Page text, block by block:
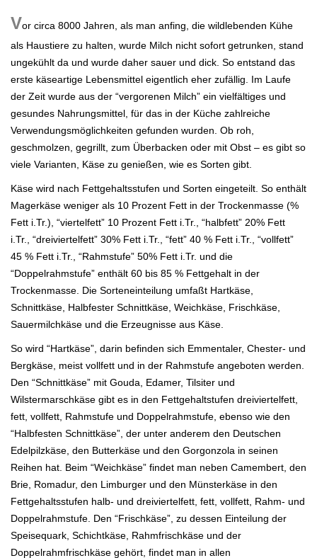
Vor circa 8000 Jahren, als man anfing, die wildlebenden Kühe
als Haustiere zu halten, wurde Milch nicht sofort getrunken, stand
ungekühlt da und wurde daher sauer und dick. So entstand das
erste käseartige Lebensmittel eigentlich eher zufällig. Im Laufe
der Zeit wurde aus der “vergorenen Milch” ein vielfältiges und
gesundes Nahrungsmittel, für das in der Küche zahlreiche
Verwendungsmöglichkeiten gefunden wurden. Ob roh,
geschmolzen, gegrillt, zum Überbacken oder mit Obst – es gibt so
viele Varianten, Käse zu genießen, wie es Sorten gibt.
Käse wird nach Fettgehaltsstufen und Sorten eingeteilt. So enthält
Magerkäse weniger als 10 Prozent Fett in der Trockenmasse (%
Fett i.Tr.), “viertelfett” 10 Prozent Fett i.Tr., “halbfett” 20% Fett
i.Tr., “dreiviertelfett” 30% Fett i.Tr., “fett” 40 % Fett i.Tr., “vollfett”
45 % Fett i.Tr., “Rahmstufe” 50% Fett i.Tr. und die
“Doppelrahmstufe” enthält 60 bis 85 % Fettgehalt in der
Trockenmasse. Die Sorteneinteilung umfaßt Hartkäse,
Schnittkäse, Halbfester Schnittkäse, Weichkäse, Frischkäse,
Sauermilchkäse und die Erzeugnisse aus Käse.
So wird “Hartkäse”, darin befinden sich Emmentaler, Chester- und
Bergkäse, meist vollfett und in der Rahmstufe angeboten werden.
Den “Schnittkäse” mit Gouda, Edamer, Tilsiter und
Wilstermarschkäse gibt es in den Fettgehaltstufen dreiviertelfett,
fett, vollfett, Rahmstufe und Doppelrahmstufe, ebenso wie den
“Halbfesten Schnittkäse”, der unter anderem den Deutschen
Edelpilzkäse, den Butterkäse und den Gorgonzola in seinen
Reihen hat. Beim “Weichkäse” findet man neben Camembert, den
Brie, Romadur, den Limburger und den Münsterkäse in den
Fettgehaltsstufen halb- und dreiviertelfett, fett, vollfett, Rahm- und
Doppelrahmstufe. Den “Frischkäse”, zu dessen Einteilung der
Speisequark, Schichtkäse, Rahmfrischkäse und der
Doppelrahmfrischkäse gehört, findet man in allen